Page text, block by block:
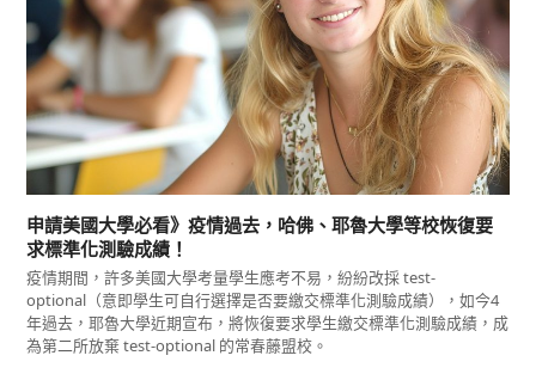
申請美國大學必看》疫情過去，哈佛、耶魯大學等校恢復要
求標準化測驗成績！
疫情期間，許多美國大學考量學生應考不易，紛紛改採 test-
optional（意即學生可自行選擇是否要繳交標準化測驗成績），如今4
年過去，耶魯大學近期宣布，將恢復要求學生繳交標準化測驗成績，成
為第二所放棄 test-optional 的常春藤盟校。